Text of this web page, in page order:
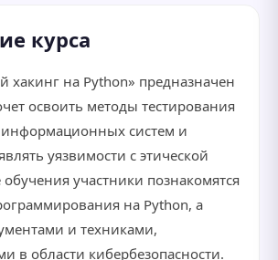
курса
хакинг на Python» предназначен
освоить методы тестирования
информационных систем и
уязвимости с этической
участники познакомятся
на Python, а
и техниками,
в области кибербезопасности.